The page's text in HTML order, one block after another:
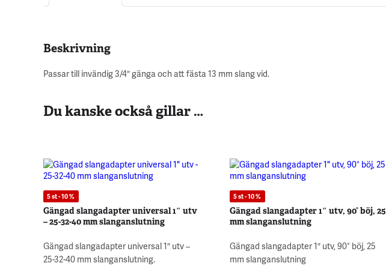
Beskrivning
Passar till invändig 3/4″ gänga och att fästa 13 mm slang vid.
Du kanske också gillar …
5 st - 10 %
Gängad slangadapter universal 1″ utv
– 25-32-40 mm slanganslutning
Gängad slangadapter universal 1″ utv –
25-32-40 mm slanganslutning.
5 st - 10 %
Gängad slangadapter 1″ utv, 90° böj, 25
mm slanganslutning
Gängad slangadapter 1″ utv, 90° böj, 25
mm slanganslutning